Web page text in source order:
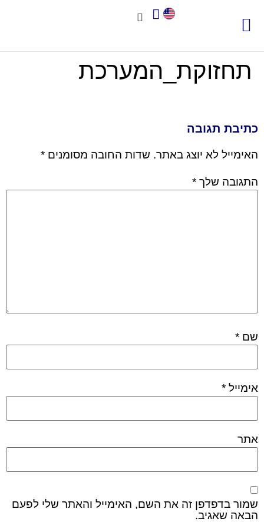
תחזוקת_המערכת
כתיבת תגובה
האימייל לא יוצג באתר. שדות החובה מסומנים *
התגובה שלך *
שם *
אימייל *
אתר
שמור בדפדפן זה את השם, האימייל והאתר שלי לפעם
הבאה שאגיב.